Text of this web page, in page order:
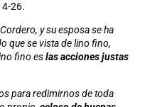
26.
y su esposa se ha
que se vista de lino fino,
fino es las acciones justas
para redimirnos de toda